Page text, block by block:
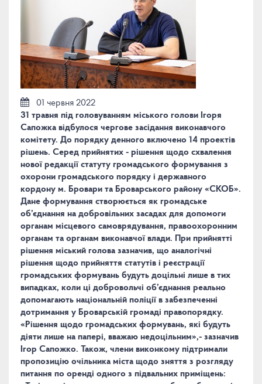
01 червня 2022
31 травня під головуванням міського голови Ігоря
Сапожка відбулося чергове засідання виконавчого
комітету. До порядку денного включено 14 проектів
рішень. Серед прийнятих - рішення щодо схвалення
нової редакції статуту громадського формування з
охорони громадського порядку і державного
кордону м. Бровари та Броварського району «СКОБ».
Дане формування створюється як громадське
об’єднання на добровільних засадах для допомоги
органам місцевого самоврядування, правоохоронним
органам та органам виконавчої влади. При прийнятті
рішення міський голова зазначив, що аналогічні
рішення щодо прийняття статутів і реєстрації
громадських формувань будуть доцільні лише в тих
випадках, коли ці добровольчі об’єднання реально
допомагають національній поліції в забезпеченні
дотримання у Броварській громаді правопорядку.
«Рішення щодо громадських формувань, які будуть
діяти лише на папері, вважаю недоцільним»,- зазначив
Ігор Сапожко. Також, члени виконкому підтримали
пропозицію очільника міста щодо зняття з розгляду
питання по оренді одного з підвальних приміщень: